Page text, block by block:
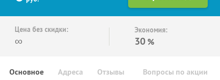
Цена без скидки:
∞
Экономия:
30 %
Основное Отзывы Вопросы по акции
Адреса